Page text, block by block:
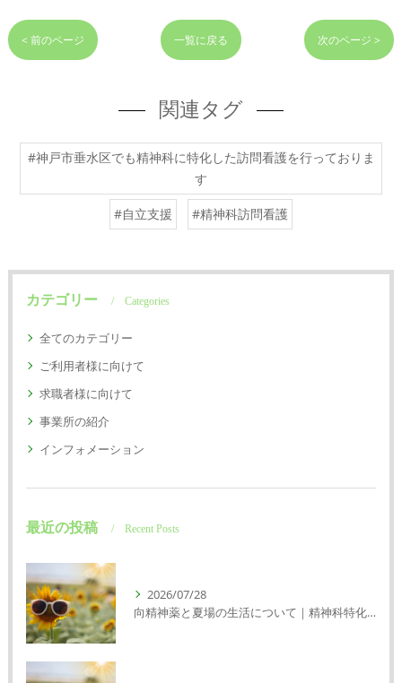
< 前のページ 一覧に戻る 次のページ >
関連タグ
#神戸市垂水区でも精神科に特化した訪問看護を行っておりま
す
#自立支援 #精神科訪問看護
カテゴリー Categories
全てのカテゴリー
ご利用者様に向けて
求職者様に向けて
事業所の紹介
インフォメーション
最近の投稿 Recent Posts
2026/07/28
向精神薬と夏場の生活について｜精神科特化訪問看護ミント【明石市・神戸市垂水区・神戸市西区】